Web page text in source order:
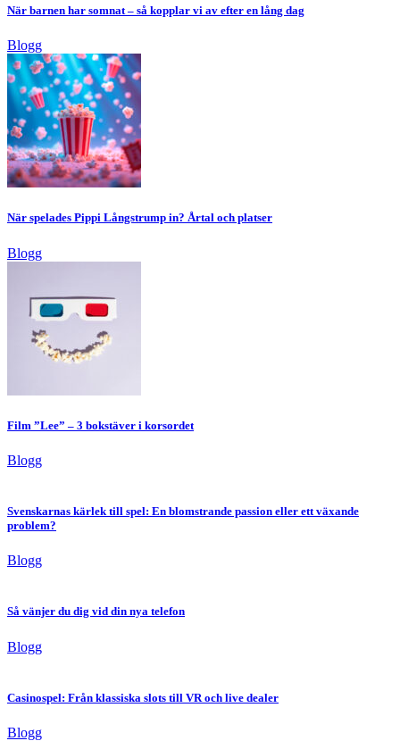
När barnen har somnat – så kopplar vi av efter en lång dag
Blogg
När spelades Pippi Långstrump in? Årtal och platser
Blogg
Film ”Lee” – 3 bokstäver i korsordet
Blogg
Svenskarnas kärlek till spel: En blomstrande passion eller ett växande
problem?
Blogg
Så vänjer du dig vid din nya telefon
Blogg
Casinospel: Från klassiska slots till VR och live dealer
Blogg